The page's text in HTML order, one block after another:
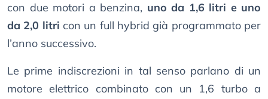
con due motori a benzina, uno da 1,6 litri e uno
da 2,0 litri con un full hybrid già programmato per
l’anno successivo.
Le prime indiscrezioni in tal senso parlano di un
motore elettrico combinato con un 1,6 turbo a